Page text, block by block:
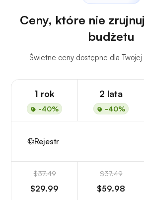
Ceny, które nie
budżetu
Świetne ceny dostępne dla
1 rok
-40%
2 lata
-40%
Rejestr
$37.49
$29.99
$37.49
$59.98